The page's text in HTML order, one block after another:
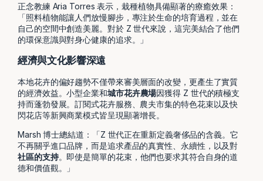
正念教練 Aria Torres 表示，栽種植物具備顯著的療癒效果：
「照料植物能讓人們放慢腳步，專注於生命的培育過程，並在
自己的空間中創造美麗。對於 Z 世代來說，這完美結合了他們
的環保意識與對身心健康的追求。」
經濟與文化影響深遠
本地花卉的偏好趨勢不僅帶來審美層面的改變，更產生了實質
的經濟效益。小型企業和城市花卉農場因獲得 Z 世代的積極支
持而蓬勃發展。訂閱式花卉服務、農夫市集的特色花束以及快
閃花店等新興商業模式皆呈現顯著增長。
Marsh 博士總結道：「Z 世代正在重新定義奢侈品的含義。它
不再關乎進口品牌，而是追求產品的真實性、永續性，以及對
社區的支持。即使是簡單的花束，他們也要求其符合自身的道
德和價值觀。」